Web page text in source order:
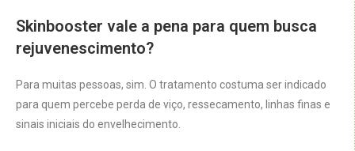
Skinbooster vale a pena para quem busca
rejuvenescimento?
Para muitas pessoas, sim. O tratamento costuma ser indicado
para quem percebe perda de viço, ressecamento, linhas finas e
sinais iniciais do envelhecimento.